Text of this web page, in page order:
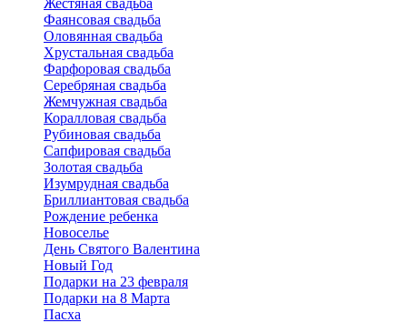
Жестяная свадьба
Фаянсовая свадьба
Оловянная свадьба
Хрустальная свадьба
Фарфоровая свадьба
Серебряная свадьба
Жемчужная свадьба
Коралловая свадьба
Рубиновая свадьба
Сапфировая свадьба
Золотая свадьба
Изумрудная свадьба
Бриллиантовая свадьба
Рождение ребенка
Новоселье
День Святого Валентина
Новый Год
Подарки на 23 февраля
Подарки на 8 Марта
Пасха